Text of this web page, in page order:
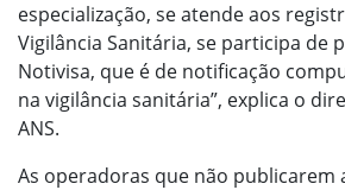
especialização, se atende aos
Vigilância Sanitária, se participa de
Notivisa, que é de notificação
na vigilância sanitária”, explica o
ANS.
As operadoras que não publicarem